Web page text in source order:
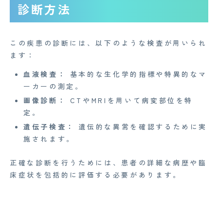
診断方法
この疾患の診断には、以下のような検査が用いられ
ます：
血液検査：
基本的な生化学的指標や特異的なマ
ーカーの測定。
画像診断：
CTやMRIを用いて病変部位を特
定。
遺伝子検査：
遺伝的な異常を確認するために実
施されます。
正確な診断を行うためには、患者の詳細な病歴や臨
床症状を包括的に評価する必要があります。
AGAメディア
お知らせ
イベント
Mente for Biz [メンテ]